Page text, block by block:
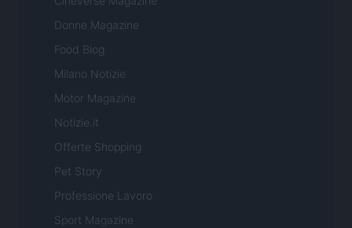
Donne Magazine
Food Blog
Milano Notizie
Motor Magazine
Notizie.it
Offerte Shopping
Pet Story
Professione Lavoro
Sport Magazine